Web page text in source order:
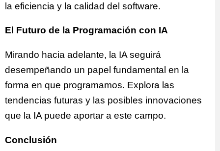
la eficiencia y la calidad del software.
El Futuro de la Programación con IA
Mirando hacia adelante, la IA seguirá
desempeñando un papel fundamental en la
forma en que programamos. Explora las
tendencias futuras y las posibles innovaciones
que la IA puede aportar a este campo.
Conclusión